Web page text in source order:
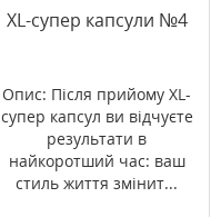
XL-супер капсули №4
Опис: Після прийому XL-
супер капсул ви відчуєте
результати в
найкоротший час: ваш
стиль життя змінит...